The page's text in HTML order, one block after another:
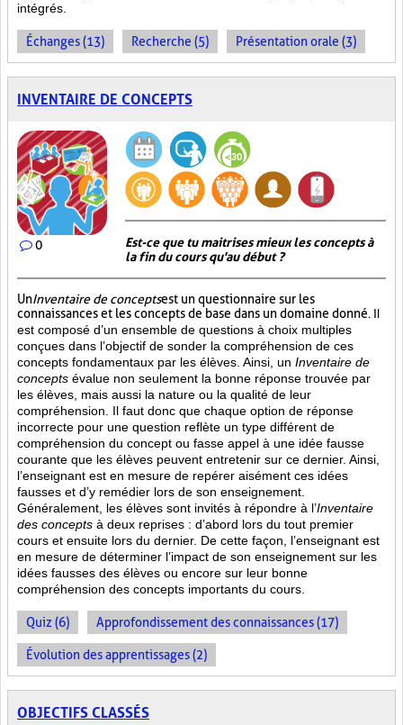
intégrés.
Échanges (13) Recherche (5) Présentation orale (3)
INVENTAIRE DE CONCEPTS
0
Est-ce que tu maitrises mieux les concepts à
la fin du cours qu'au début ?
UnInventaire de conceptsest un questionnaire sur les
connaissances et les concepts de base dans un domaine donné. Il
est composé d’un ensemble de questions à choix multiples
conçues dans l’objectif de sonder la compréhension de ces
concepts fondamentaux par les élèves. Ainsi, un Inventaire de
concepts évalue non seulement la bonne réponse trouvée par
les élèves, mais aussi la nature ou la qualité de leur
compréhension. Il faut donc que chaque option de réponse
incorrecte pour une question reflète un type différent de
compréhension du concept ou fasse appel à une idée fausse
courante que les élèves peuvent entretenir sur ce dernier. Ainsi,
l’enseignant est en mesure de repérer aisément ces idées
fausses et d’y remédier lors de son enseignement.
Généralement, les élèves sont invités à répondre à l’Inventaire
des concepts à deux reprises : d’abord lors du tout premier
cours et ensuite lors du dernier. De cette façon, l’enseignant est
en mesure de déterminer l’impact de son enseignement sur les
idées fausses des élèves ou encore sur leur bonne
compréhension des concepts importants du cours.
Quiz (6) Approfondissement des connaissances (17)
Évolution des apprentissages (2)
OBJECTIFS CLASSÉS